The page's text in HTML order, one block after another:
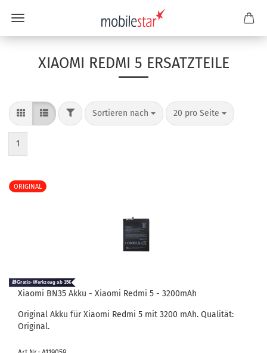
XIAOMI REDMI 5 ERSATZTEILE
Sortieren nach 20 pro Seite
1
ORIGINAL
Xiao­mi BN35 Akku - Xiao­mi Redmi 5 - 3200mAh
Ori­gi­nal Akku für Xiao­mi Redmi 5 mit 3200 mAh. Qua­li­tät:
Ori­gi­nal.